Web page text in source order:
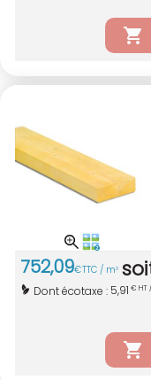
752,09€TTC / m3
Dont écotaxe : 5,91 € HT